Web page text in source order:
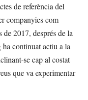
de referència del
companyies com
2017, després de la
continuat actiu a la
se cap al costat
que va experimentar